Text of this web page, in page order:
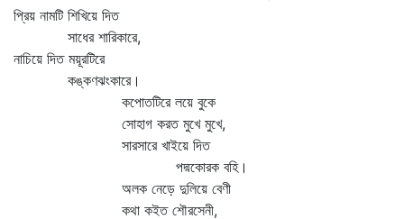
প্রিয় নামটি শিখিয়ে দিত
সাধের শারিকারে,
নাচিয়ে দিত ময়ূরটিরে
কঙ্কণঝংকারে।
কপোতটিরে লয়ে বুকে
সোহাগ করত মুখে মুখে,
সারসারে খাইয়ে দিত
পদ্মকোরক বহি।
অলক নেড়ে দুলিয়ে বেণী
কথা কইত শৌরসেনী,